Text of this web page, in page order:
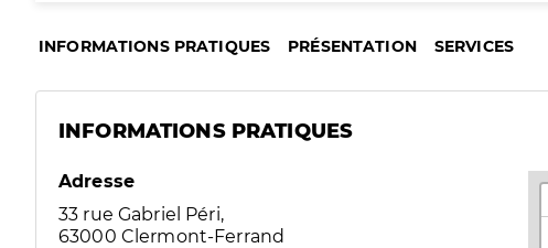
INFORMATIONS PRATIQUES PRÉSENTATION SERVICES
INFORMATIONS PRATIQUES
Adresse
33 rue Gabriel Péri,
63000 Clermont-Ferrand